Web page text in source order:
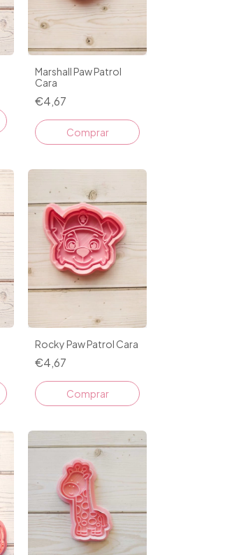
Marshall Paw Patrol
Cara
€4,67
Comprar
Rocky Paw Patrol Cara
€4,67
Comprar